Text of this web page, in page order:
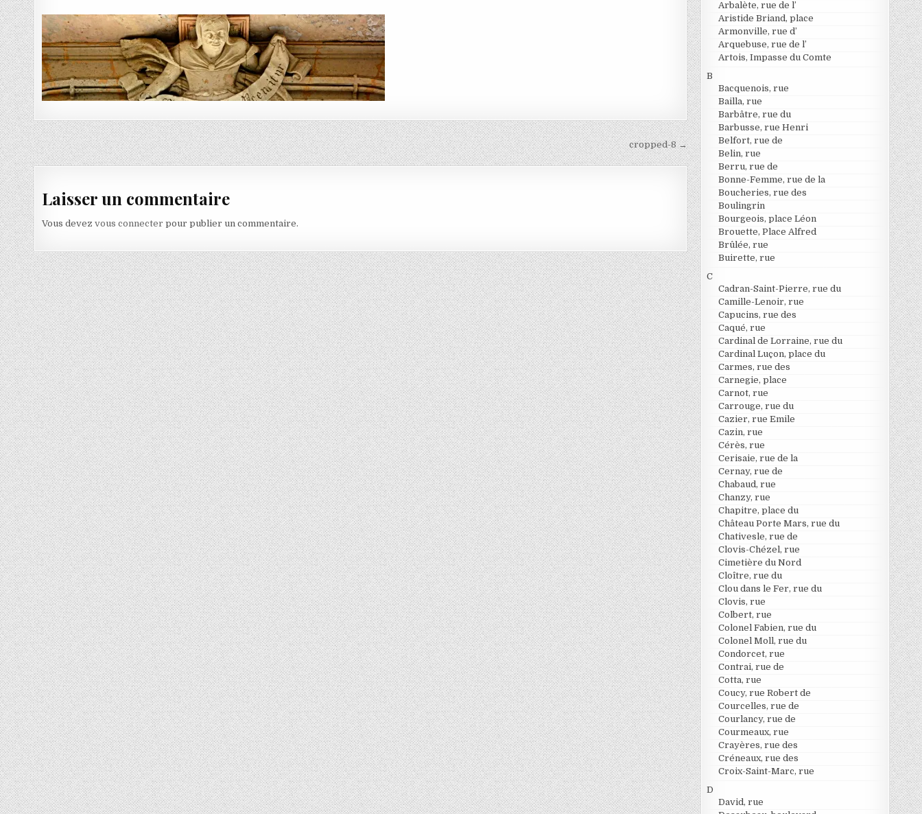
Navigation de l’article cropped-8 →
Laisser un commentaire
Vous devezvous connecter pour publier un commentaire.
Arbalète, rue de l’
Aristide Briand, place
Armonville, rue d’
Arquebuse, rue de l’
Artois, Impasse du Comte
B
Bacquenois, rue
Bailla, rue
Barbâtre, rue du
Barbusse, rue Henri
Belfort, rue de
Belin, rue
Berru, rue de
Bonne-Femme, rue de la
Boucheries, rue des
Boulingrin
Bourgeois, place Léon
Brouette, Place Alfred
Brûlée, rue
Buirette, rue
C
Cadran-Saint-Pierre, rue du
Camille-Lenoir, rue
Capucins, rue des
Caqué, rue
Cardinal de Lorraine, rue du
Cardinal Luçon, place du
Carmes, rue des
Carnegie, place
Carnot, rue
Carrouge, rue du
Cazier, rue Emile
Cazin, rue
Cérès, rue
Cerisaie, rue de la
Cernay, rue de
Chabaud, rue
Chanzy, rue
Chapitre, place du
Château Porte Mars, rue du
Chativesle, rue de
Clovis-Chézel, rue
Cimetière du Nord
Cloître, rue du
Clou dans le Fer, rue du
Clovis, rue
Colbert, rue
Colonel Fabien, rue du
Colonel Moll, rue du
Condorcet, rue
Contrai, rue de
Cotta, rue
Coucy, rue Robert de
Courcelles, rue de
Courlancy, rue de
Courmeaux, rue
Crayères, rue des
Créneaux, rue des
Croix-Saint-Marc, rue
D
David, rue